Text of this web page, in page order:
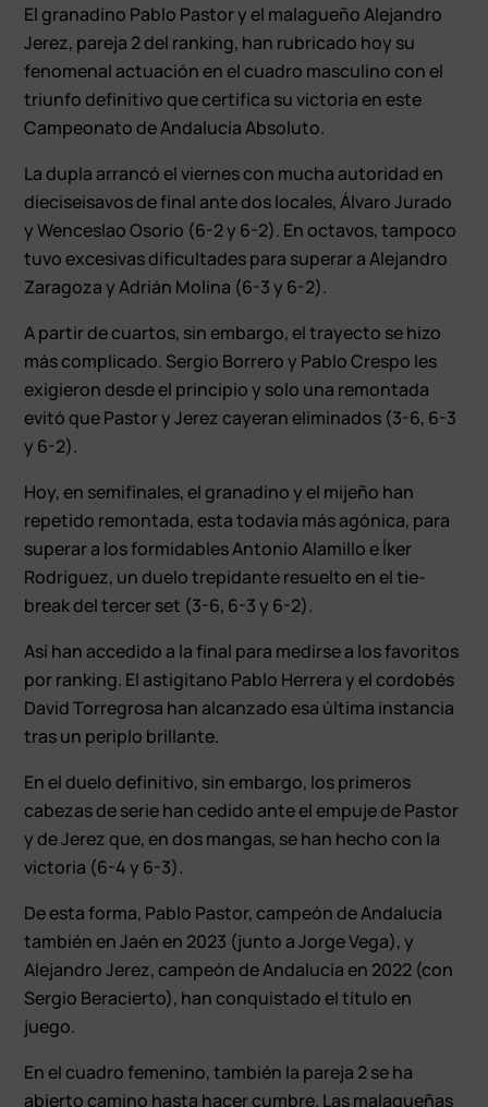
El granadino Pablo Pastor y el malagueño Alejandro
Jerez, pareja 2 del ranking, han rubricado hoy su
fenomenal actuación en el cuadro masculino con el
triunfo definitivo que certifica su victoria en este
Campeonato de Andalucía Absoluto.
La dupla arrancó el viernes con mucha autoridad en
dieciseisavos de final ante dos locales, Álvaro Jurado
y Wenceslao Osorio (6-2 y 6-2). En octavos, tampoco
tuvo excesivas dificultades para superar a Alejandro
Zaragoza y Adrián Molina (6-3 y 6-2).
A partir de cuartos, sin embargo, el trayecto se hizo
más complicado. Sergio Borrero y Pablo Crespo les
exigieron desde el principio y solo una remontada
evitó que Pastor y Jerez cayeran eliminados (3-6, 6-3
y 6-2).
Hoy, en semifinales, el granadino y el mijeño han
repetido remontada, esta todavía más agónica, para
superar a los formidables Antonio Alamillo e Íker
Rodríguez, un duelo trepidante resuelto en el tie-
break del tercer set (3-6, 6-3 y 6-2).
Así han accedido a la final para medirse a los favoritos
por ranking. El astigitano Pablo Herrera y el cordobés
David Torregrosa han alcanzado esa última instancia
tras un periplo brillante.
En el duelo definitivo, sin embargo, los primeros
cabezas de serie han cedido ante el empuje de Pastor
y de Jerez que, en dos mangas, se han hecho con la
victoria (6-4 y 6-3).
De esta forma, Pablo Pastor, campeón de Andalucía
también en Jaén en 2023 (junto a Jorge Vega), y
Alejandro Jerez, campeón de Andalucía en 2022 (con
Sergio Beracierto), han conquistado el título en
juego.
En el cuadro femenino, también la pareja 2 se ha
abierto camino hasta hacer cumbre. Las malagueñas